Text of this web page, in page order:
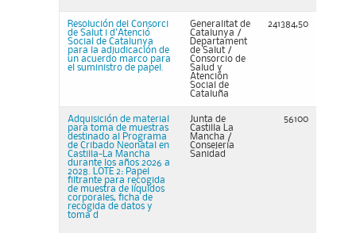
Resolución del Consorci
de Salut i d'Atenció
Social de Catalunya
para la adjudicación de
un acuerdo marco para
el suministro de papel.
Generalitat de
Catalunya /
Departament
de Salut /
Consorcio de
Salud y
Atención
Social de
Cataluña
241384,50
Adquisición de material
para toma de muestras
destinado al Programa
de Cribado Neonatal en
Castilla-La Mancha
durante los años 2026 a
2028. LOTE 2: Papel
filtrante para recogida
de muestra de líquidos
corporales, ficha de
recogida de datos y
toma d
Junta de
Castilla La
Mancha /
Consejería
Sanidad
56100